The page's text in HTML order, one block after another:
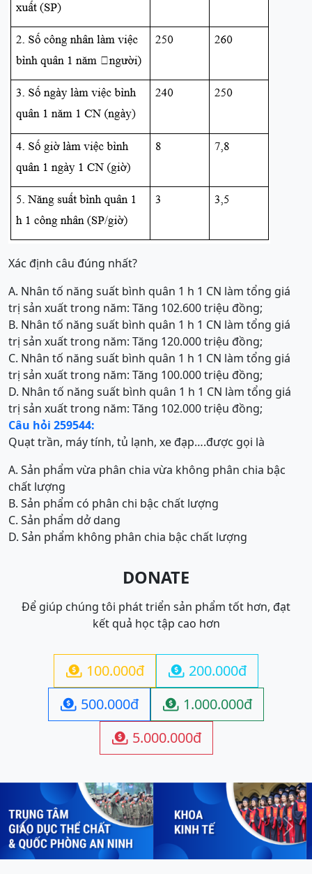
Xác định câu đúng nhất?
A. Nhân tố năng suất bình quân 1 h 1 CN làm tổng giá
trị sản xuất trong năm: Tăng 102.600 triệu đồng;
B. Nhân tố năng suất bình quân 1 h 1 CN làm tổng giá
trị sản xuất trong năm: Tăng 120.000 triệu đồng;
C. Nhân tố năng suất bình quân 1 h 1 CN làm tổng giá
trị sản xuất trong năm: Tăng 100.000 triệu đồng;
D. Nhân tố năng suất bình quân 1 h 1 CN làm tổng giá
trị sản xuất trong năm: Tăng 102.000 triệu đồng;
Câu hỏi 259544:
Quạt trần, máy tính, tủ lạnh, xe đạp….được gọi là
A. Sản phẩm vừa phân chia vừa không phân chia bậc
chất lượng
B. Sản phẩm có phân chi bậc chất lượng
C. Sản phẩm dở dang
D. Sản phẩm không phân chia bậc chất lượng
DONATE
Để giúp chúng tôi phát triển sản phẩm tốt hơn, đạt
kết quả học tập cao hơn
 100.000đ  200.000đ
 500.000đ  1.000.000đ
 5.000.000đ
Previous Next